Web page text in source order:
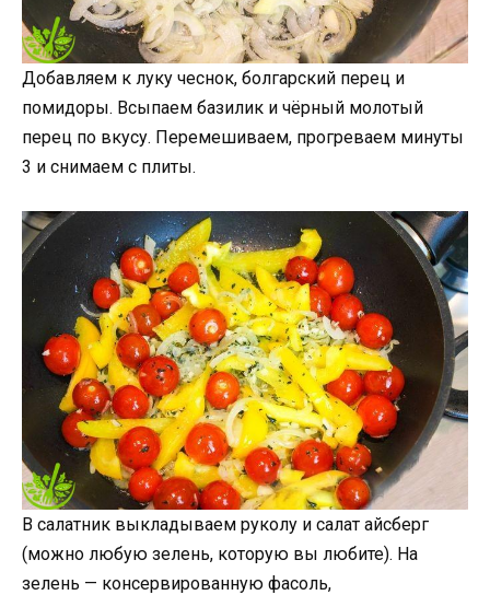
Добавляем к луку чеснок, болгарский перец и
помидоры. Всыпаем базилик и чёрный молотый
перец по вкусу. Перемешиваем, прогреваем минуты
3 и снимаем с плиты.
В салатник выкладываем руколу и салат айсберг
(можно любую зелень, которую вы любите). На
зелень — консервированную фасоль,